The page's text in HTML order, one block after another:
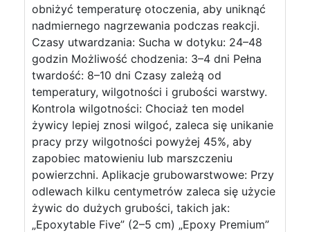
obniżyć temperaturę otoczenia, aby uniknąć
nadmiernego nagrzewania podczas reakcji.
Czasy utwardzania: Sucha w dotyku: 24–48
godzin Możliwość chodzenia: 3–4 dni Pełna
twardość: 8–10 dni Czasy zależą od
temperatury, wilgotności i grubości warstwy.
Kontrola wilgotności: Chociaż ten model
żywicy lepiej znosi wilgoć, zaleca się unikanie
pracy przy wilgotności powyżej 45%, aby
zapobiec matowieniu lub marszczeniu
powierzchni. Aplikacje grubowarstwowe: Przy
odlewach kilku centymetrów zaleca się użycie
żywic do dużych grubości, takich jak:
„Epoxytable Five” (2–5 cm) „Epoxy Premium”